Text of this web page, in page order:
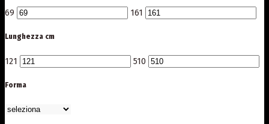
69 161
Lunghezza cm
121 510
Forma